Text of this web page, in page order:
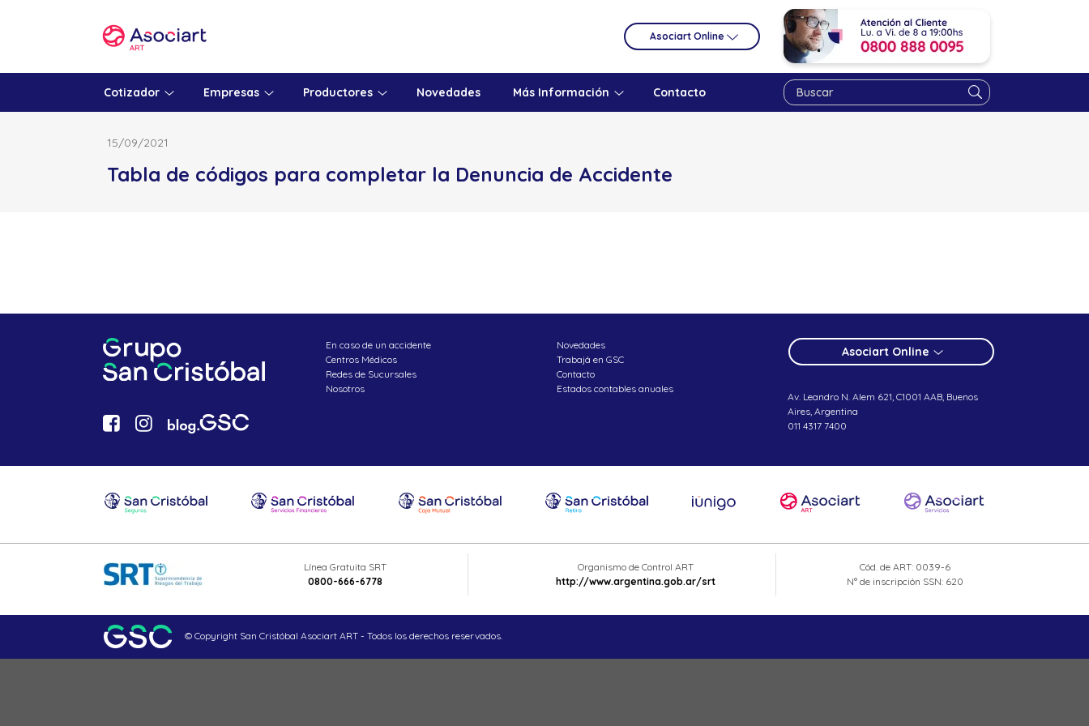
Asociart Online
Cotizador Empresas Productores Novedades Más Información Contacto
15/09/2021
Tabla de códigos para completar la Denuncia de Accidente
En caso de un accidente
Centros Médicos
Redes de Sucursales
Nosotros
Novedades
Trabajá en GSC
Contacto
Estados contables anuales
Asociart Online
Av. Leandro N. Alem 621, C1001 AAB, Buenos
Aires, Argentina
011 4317 7400
Cód. de ART: 0039-6
N° de inscripción SSN: 620
Organismo de Control ART
http://www.argentina.gob.ar/srt
Línea Gratuita SRT
0800-666-6778
© Copyright San Cristóbal Asociart ART - Todos los derechos reservados.